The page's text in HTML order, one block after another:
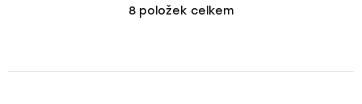
O
á
8 položek celkem